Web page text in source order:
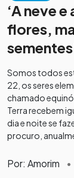
‘A neve
flores,
Somos todos
22, os seres
chamado
Terra recebem
dia e noite se
procuro,
Por: Amorim •